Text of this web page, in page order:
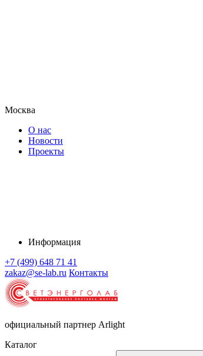
Москва
О нас
Новости
Проекты
Информация
+7 (499) 648 71 41
zakaz@se-lab.ru Контакты
официальный партнер Arlight
Каталог